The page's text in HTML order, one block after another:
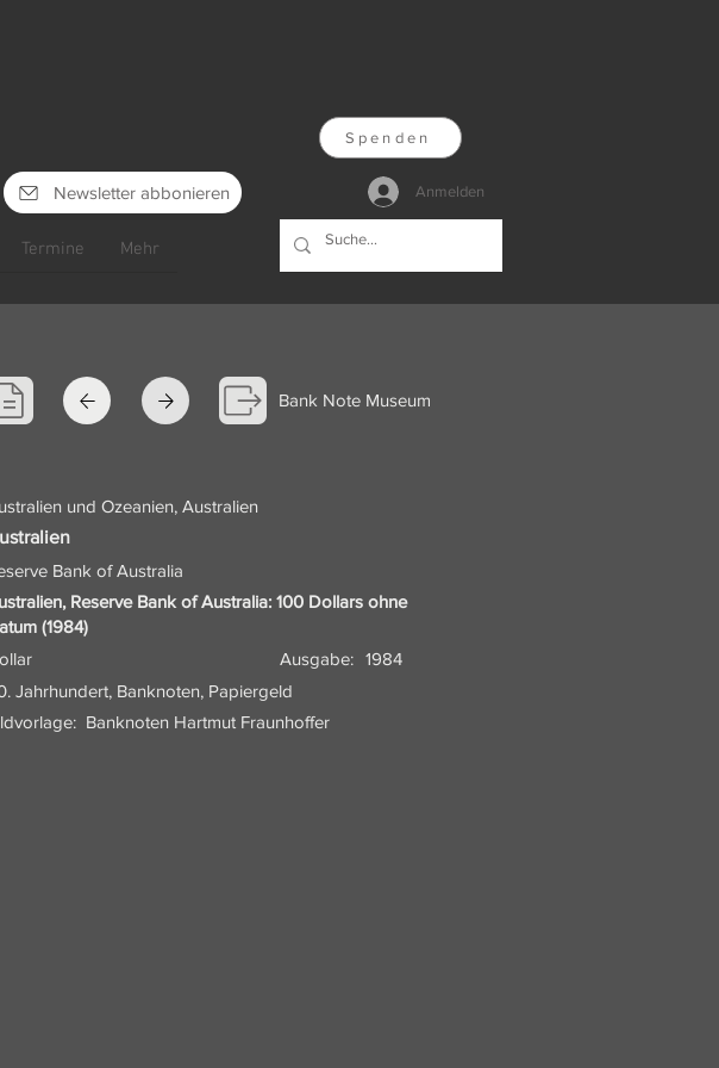
Newsletter abbonieren
Termine Mehr
Spenden
Anmelden
Bank Note Museum
und Ozeanien, Australien
Bank of Australia
Reserve Bank of Australia: 100 Dollars ohne
(1984)
Ausgabe: 1984
Jahrhundert, Banknoten, Papiergeld
Banknoten Hartmut Fraunhoffer